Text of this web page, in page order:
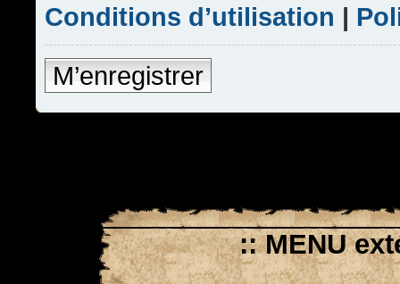
Conditions d’utilisation |
M’enregistrer
:: MENU